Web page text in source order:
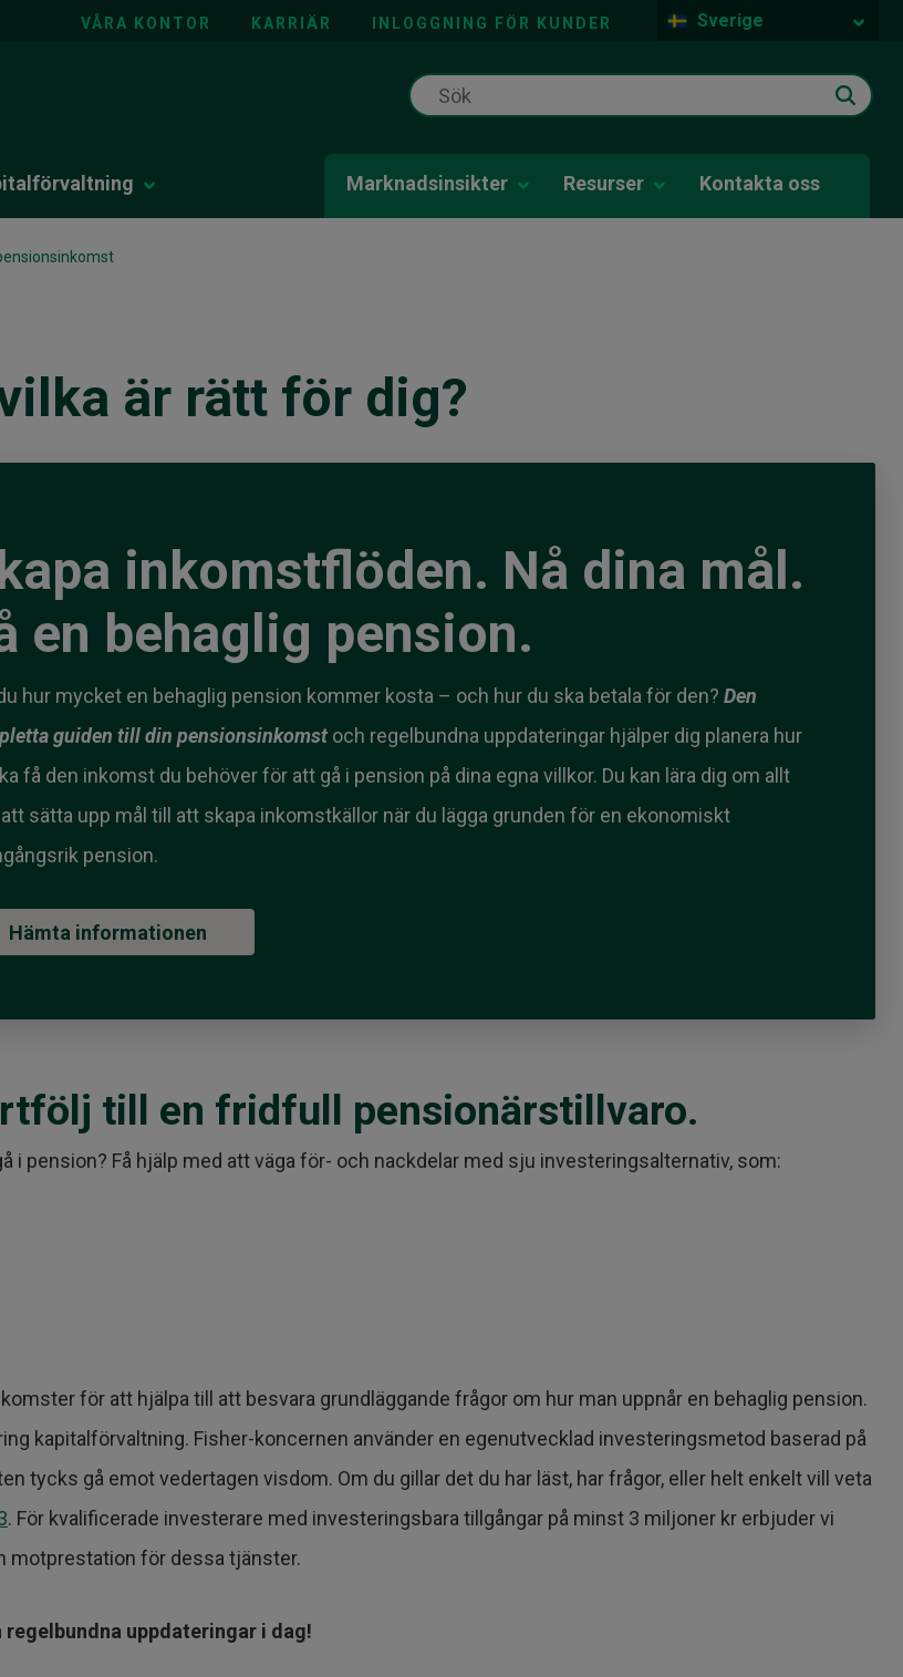
VÅRA KONTOR KARRIÄR INLOGGNING FÖR KUNDER Sverige
Marknadsinsikter Resurser Kontakta oss
är rätt för dig?
inkomstflöden. Nå dina mål.
en behaglig pension.
hur mycket en behaglig pension kommer kosta – och hur du ska betala för den? Den
guiden till din pensionsinkomst och regelbundna uppdateringar hjälper dig planera hur
få den inkomst du behöver för att gå i pension på dina egna villkor. Du kan lära dig om allt
sätta upp mål till att skapa inkomstkällor när du lägga grunden för en ekonomiskt
pension.
Hämta informationen
till en fridfull pensionärstillvaro.
i pension? Få hjälp med att väga för- och nackdelar med sju investeringsalternativ, som:
för att hjälpa till att besvara grundläggande frågor om hur man uppnår en behaglig pension.
kapitalförvaltning. Fisher-koncernen använder en egenutvecklad investeringsmetod baserad på
tycks gå emot vedertagen visdom. Om du gillar det du har läst, har frågor, eller helt enkelt vill veta
. För kvalificerade investerare med investeringsbara tillgångar på minst 3 miljoner kr erbjuder vi
motprestation för dessa tjänster.
regelbundna uppdateringar i dag!